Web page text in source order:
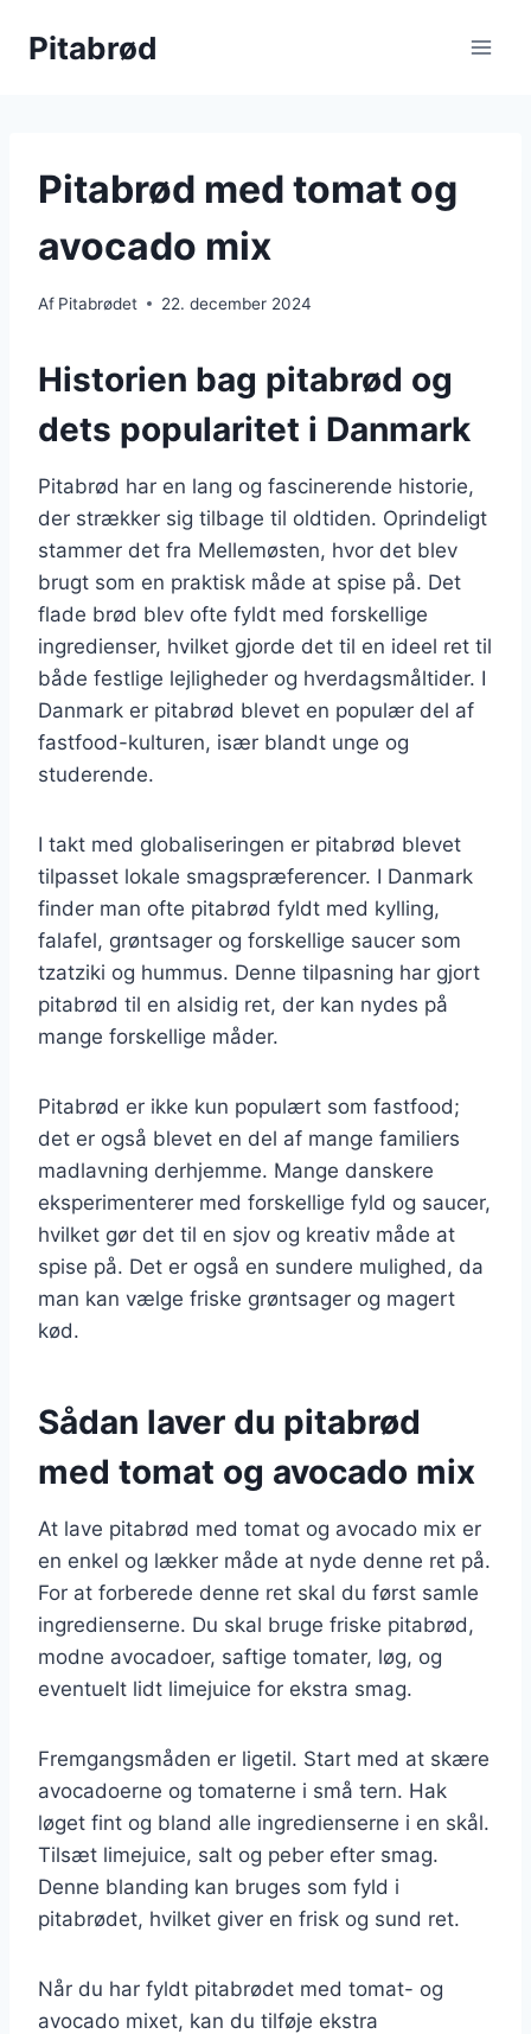
Pitabrød
Pitabrød med tomat og
avocado mix
Af Pitabrødet 22. december 2024
Historien bag pitabrød og
dets popularitet i Danmark
Pitabrød har en lang og fascinerende historie,
der strækker sig tilbage til oldtiden. Oprindeligt
stammer det fra Mellemøsten, hvor det blev
brugt som en praktisk måde at spise på. Det
flade brød blev ofte fyldt med forskellige
ingredienser, hvilket gjorde det til en ideel ret til
både festlige lejligheder og hverdagsmåltider. I
Danmark er pitabrød blevet en populær del af
fastfood-kulturen, især blandt unge og
studerende.
I takt med globaliseringen er pitabrød blevet
tilpasset lokale smagspræferencer. I Danmark
finder man ofte pitabrød fyldt med kylling,
falafel, grøntsager og forskellige saucer som
tzatziki og hummus. Denne tilpasning har gjort
pitabrød til en alsidig ret, der kan nydes på
mange forskellige måder.
Pitabrød er ikke kun populært som fastfood;
det er også blevet en del af mange familiers
madlavning derhjemme. Mange danskere
eksperimenterer med forskellige fyld og saucer,
hvilket gør det til en sjov og kreativ måde at
spise på. Det er også en sundere mulighed, da
man kan vælge friske grøntsager og magert
kød.
Sådan laver du pitabrød
med tomat og avocado mix
At lave pitabrød med tomat og avocado mix er
en enkel og lækker måde at nyde denne ret på.
For at forberede denne ret skal du først samle
ingredienserne. Du skal bruge friske pitabrød,
modne avocadoer, saftige tomater, løg, og
eventuelt lidt limejuice for ekstra smag.
Fremgangsmåden er ligetil. Start med at skære
avocadoerne og tomaterne i små tern. Hak
løget fint og bland alle ingredienserne i en skål.
Tilsæt limejuice, salt og peber efter smag.
Denne blanding kan bruges som fyld i
pitabrødet, hvilket giver en frisk og sund ret.
Når du har fyldt pitabrødet med tomat- og
avocado mixet, kan du tilføje ekstra